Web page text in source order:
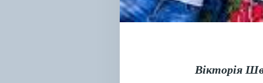
Вікторія